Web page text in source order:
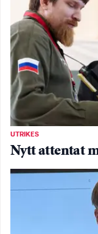
UTRIKES
Nytt attentat